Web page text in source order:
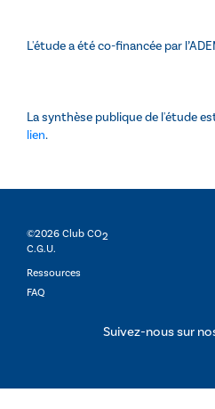
L'étude a été co-financée par
La synthèse publique de l'étude
lien.
©2026 Club CO2
C.G.U.
Ressources
FAQ
Suivez-nous sur